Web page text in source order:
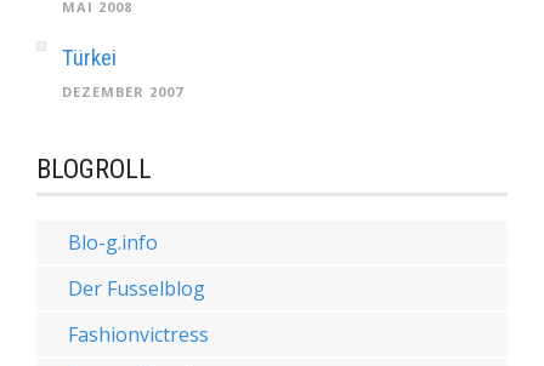
MAI 2008
Türkei
DEZEMBER 2007
BLOGROLL
Blo-g.info
Der Fusselblog
Fashionvictress